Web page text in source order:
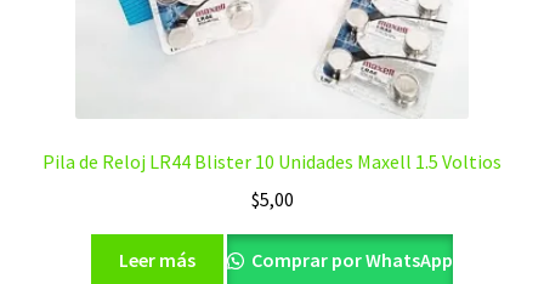
Pila de Reloj LR44 Blister 10 Unidades Maxell 1.5 Voltios
$5,00
Leer más Comprar por WhatsApp